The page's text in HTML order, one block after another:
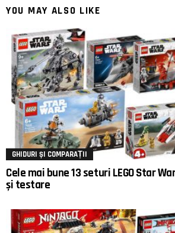
YOU MAY ALSO LIKE
GHIDURI ȘI COMPARAȚII
Cele mai bune 13 seturi LEGO Star
și testare